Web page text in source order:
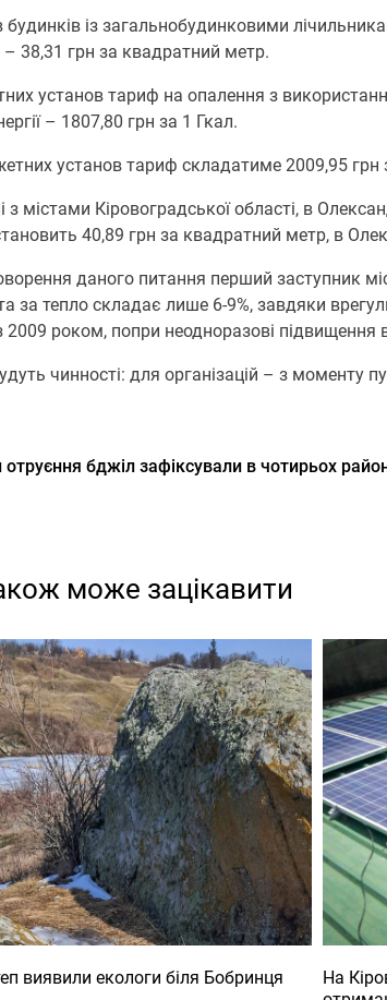
будинків із загальнобудинковими
– 38,31 грн за квадратний метр.
установ тариф на опалення з
– 1807,80 грн за 1 Гкал.
установ тариф складатиме 2009,95 грн
з містами Кіровоградської області, в
40,89 грн за квадратний метр, в
даного питання перший заступник
за тепло складає лише 6-9%, завдяки
2009 роком, попри неодноразові підвищення
чинності: для організацій – з моменту
бджіл зафіксували в чотирьох
може зацікавити
виявили екологи біля Бобринця
На